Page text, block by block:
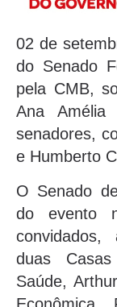
02 de
do Senado
pela CMB,
Ana
senadores,
e Humberto
O Senado
do evento
duas
Saúde,